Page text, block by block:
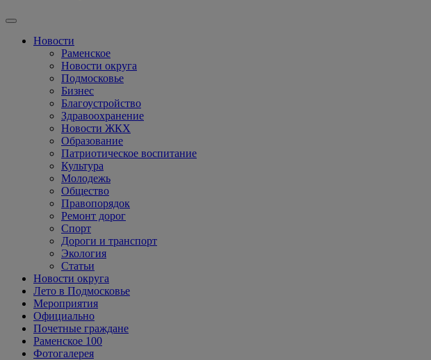
Новости
Раменское
Новости округа
Подмосковье
Бизнес
Благоустройство
Здравоохранение
Новости ЖКХ
Образование
Патриотическое воспитание
Культура
Молодежь
Общество
Правопорядок
Ремонт дорог
Спорт
Дороги и транспорт
Экология
Статьи
Новости округа
Лето в Подмосковье
Мероприятия
Официально
Почетные граждане
Раменское 100
Фотогалерея